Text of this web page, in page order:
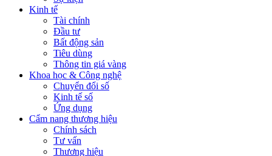
Kinh tế
Tài chính
Đầu tư
Bất động sản
Tiêu dùng
Thông tin giá vàng
Khoa học & Công nghệ
Chuyển đổi số
Kinh tế số
Ứng dụng
Cẩm nang thương hiệu
Chính sách
Tư vấn
Thương hiệu